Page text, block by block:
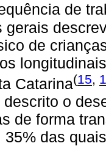
de
gerais
de
Catarina(15,
descrito o
de forma
35% das